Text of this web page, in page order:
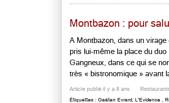
Montbazon : pour
A Montbazon, dans un virage
pris lui-même la place du
Gangneux, dans ce qui se
très « bistronomique » avant
Article publié il y a 8 ans
Étiquettes : Gaëtan Evrard L'Evidence